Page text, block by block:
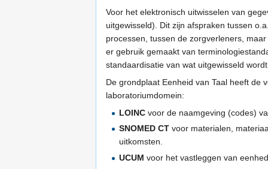
Voor het elektronisch uitwisselen van
uitgewisseld). Dit zijn afspraken tussen
processen, tussen de zorgverleners,
er gebruik gemaakt van
standaardisatie van wat uitgewisseld
De grondplaat Eenheid van Taal heeft de
laboratoriumdomein:
LOINC voor de naamgeving (codes)
SNOMED CT voor materialen,
uitkomsten.
UCUM voor het vastleggen van